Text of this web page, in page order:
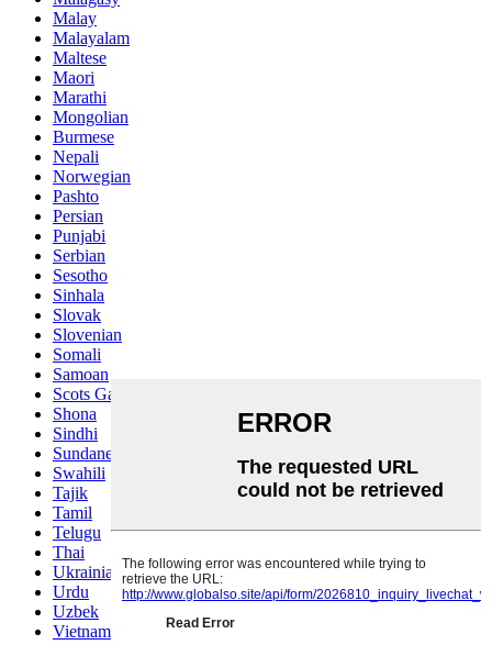
Malay
Malayalam
Maltese
Maori
Marathi
Mongolian
Burmese
Nepali
Norwegian
Pashto
Persian
Punjabi
Serbian
Sesotho
Sinhala
Slovak
Slovenian
Somali
Samoan
Scots Gaelic
Shona
Sindhi
Sundanese
Swahili
Tajik
Tamil
Telugu
Thai
Ukrainian
Urdu
Uzbek
Vietnamese